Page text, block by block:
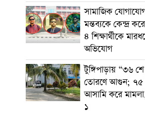
সামাজিক
মন্তব্যকে কেন্দ্র
৪ শিক্ষার্থীকে
অভিযোগ
টুঙ্গিপাড়ায় “৩৬
তোরণে আগুন; ৭৫
আসামি করে মামলা,
১